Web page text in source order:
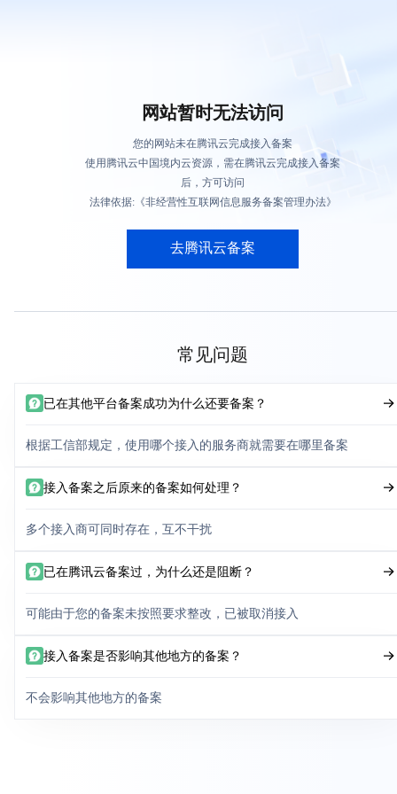
网站暂时无法访问
您的网站未在腾讯云完成接入备案
使用腾讯云中国境内云资源，需在腾讯云完成接入备案
后，方可访问
法律依据:《非经营性互联网信息服务备案管理办法》
去腾讯云备案
常见问题
已在其他平台备案成功为什么还要备案？
根据工信部规定，使用哪个接入的服务商就需要在哪里备案
接入备案之后原来的备案如何处理？
多个接入商可同时存在，互不干扰
已在腾讯云备案过，为什么还是阻断？
可能由于您的备案未按照要求整改，已被取消接入
接入备案是否影响其他地方的备案？
不会影响其他地方的备案